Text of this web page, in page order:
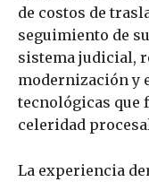
de costos de
seguimiento de
sistema judicial,
modernización y
tecnológicas que
celeridad
La experiencia